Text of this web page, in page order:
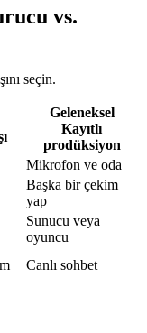
vs.
seçin.
Geleneksel
Kayıtlı
prodüksiyon
Mikrofon ve oda
Başka bir çekim
yap
Sunucu veya
oyuncu
Canlı sohbet